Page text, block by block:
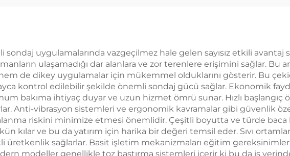
uygulamalarında vazgeçilmez hale gelen sayısız etkili avantaj
ulaşamadığı dar alanlara ve zor terenlere erişimini sağlar. Bu
de dikey uygulamalar için mükemmel olduklarını gösterir. Bu
kontrol edilebilir şekilde önemli sondaj gücü sağlar. Ekonomik
bakıma ihtiyaç duyar ve uzun hizmet ömrü sunar. Hızlı başlangıç
Anti-vibrasyon sistemleri ve ergonomik kavramalar gibi güvenlik
riskini minimize etmesi önemlidir. Çeşitli boyutta ve türde
kılar ve bu da yatırım için harika bir değeri temsil eder. Sıvı
üretkenlik sağlarlar. Basit işletim mekanizmaları eğitim
modeller genellikle toz bastırma sistemleri içerir ki bu da iş